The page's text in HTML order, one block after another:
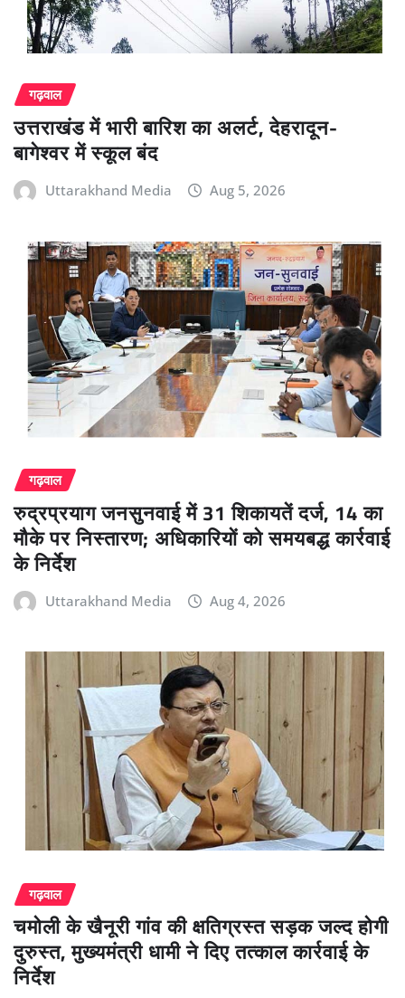
गढ़वाल
उत्तराखंड में भारी बारिश का अलर्ट, देहरादून-
बागेश्वर में स्कूल बंद
Uttarakhand Media Aug 5, 2026
गढ़वाल
रुद्रप्रयाग जनसुनवाई में 31 शिकायतें दर्ज, 14 का
मौके पर निस्तारण; अधिकारियों को समयबद्ध कार्रवाई
के निर्देश
Uttarakhand Media Aug 4, 2026
गढ़वाल
चमोली के खैनूरी गांव की क्षतिग्रस्त सड़क जल्द होगी
दुरुस्त, मुख्यमंत्री धामी ने दिए तत्काल कार्रवाई के
निर्देश